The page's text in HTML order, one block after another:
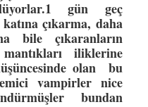
gün geç
çıkarma, daha
bile çıkaranların
iliklerine
olan bu
vampirler nice
bundan